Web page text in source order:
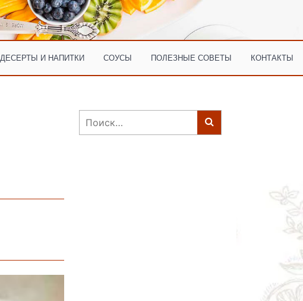
ДЕСЕРТЫ И НАПИТКИ СОУСЫ ПОЛЕЗНЫЕ СОВЕТЫ КОНТАКТЫ
Найти: